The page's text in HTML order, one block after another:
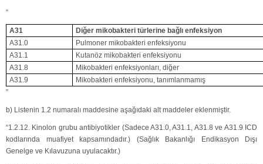
“
A31
Diğer mikobakteri türlerine bağlı enfeksiyon
A31.0
Pulmoner mikobakteri enfeksiyonu
A31.1
Kutanöz mikobakteri enfeksiyonu
A31.8
Mikobakteri enfeksiyonları, diğer
A31.9
Mikobakteri enfeksiyonu, tanımlanmamış
”
b) Listenin 1.2 numaralı maddesine aşağıdaki alt maddeler eklenmiştir.
“1.2.12. Kinolon grubu antibiyotikler (Sadece A31.0, A31.1, A31.8 ve A31.9 ICD
kodlarında muafiyet kapsamındadır.) (Sağlık Bakanlığı Endikasyon Dışı
Genelge ve Kılavuzuna uyulacaktır.)